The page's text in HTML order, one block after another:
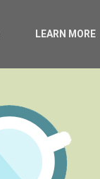
LEARN MORE